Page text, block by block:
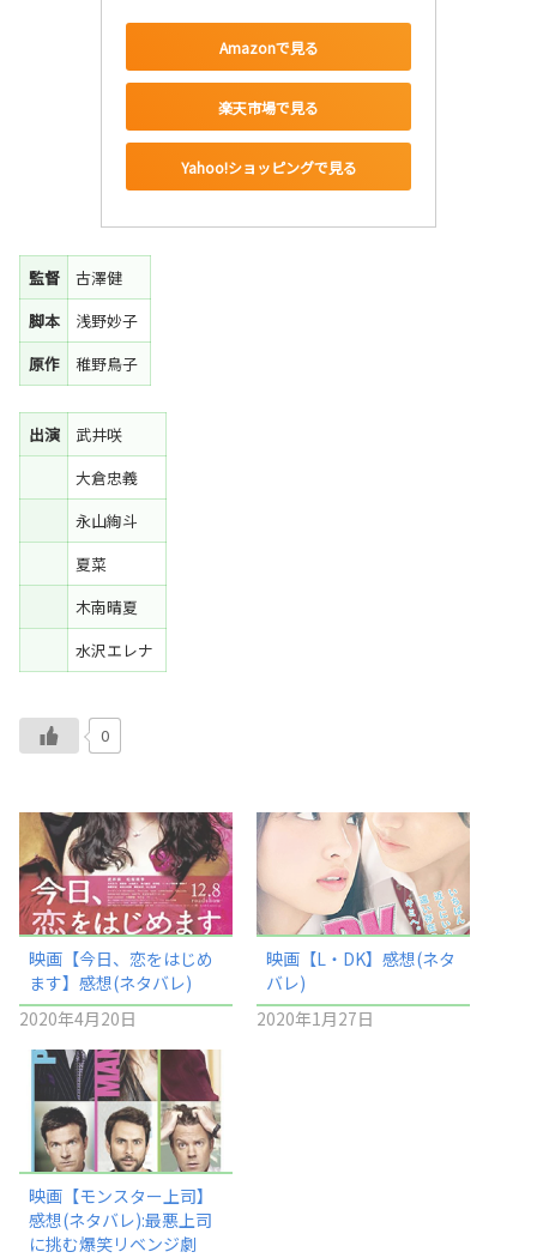
Amazonで見る
楽天市場で見る
Yahoo!ショッピングで見る
監督
古澤健
脚本
浅野妙子
原作
稚野鳥子
出演
武井咲
大倉忠義
永山絢斗
夏菜
木南晴夏
水沢エレナ
0
映画【今日、恋をはじめ
ます】感想(ネタバレ)
2020年4月20日
映画【L・DK】感想(ネタ
バレ)
2020年1月27日
映画【モンスター上司】
感想(ネタバレ):最悪上司
に挑む爆笑リベンジ劇